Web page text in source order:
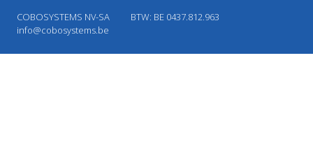
COBOSYSTEMS NV-SA
BTW: BE 0437.812.963
info@cobosystems.be